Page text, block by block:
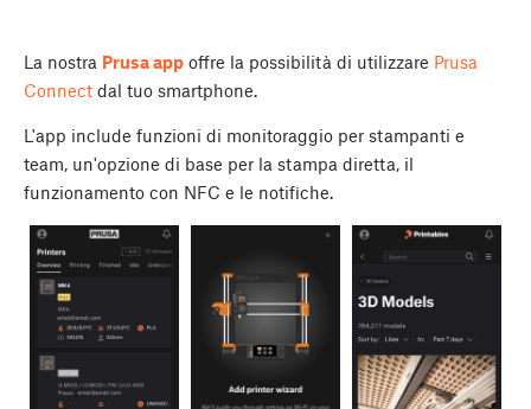
La nostra Prusa app offre la possibilità di utilizzare Prusa
Connect dal tuo smartphone.
L'app include funzioni di monitoraggio per stampanti e
team, un'opzione di base per la stampa diretta, il
funzionamento con NFC e le notifiche.